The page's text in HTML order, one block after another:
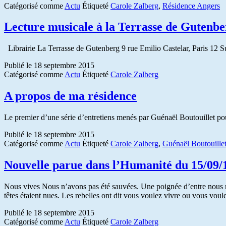
Catégorisé comme Actu Étiqueté Carole Zalberg, Résidence Angers
Lecture musicale à la Terrasse de
Librairie La Terrasse de Gutenberg 9 rue Emilio Castelar, Paris 12
Publié le 18 septembre 2015
Catégorisé comme Actu Étiqueté Carole Zalberg
A propos de ma résidence
Le premier d’une série d’entretiens menés par Guénaël Boutouillet
Publié le 18 septembre 2015
Catégorisé comme Actu Étiqueté Carole Zalberg, Guénaël Boutouillet
Nouvelle parue dans l’Humanité du 15/09/
Nous vives Nous n’avons pas été sauvées. Une poignée d’entre
têtes étaient nues. Les rebelles ont dit vous voulez vivre ou vous
Publié le 18 septembre 2015
Catégorisé comme Actu Étiqueté Carole Zalberg